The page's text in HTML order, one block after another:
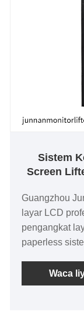
Sistem
Screen
Guangzhou
layar LCD
pengangkat
paperless
senior, trep
mengaruhi
Waca